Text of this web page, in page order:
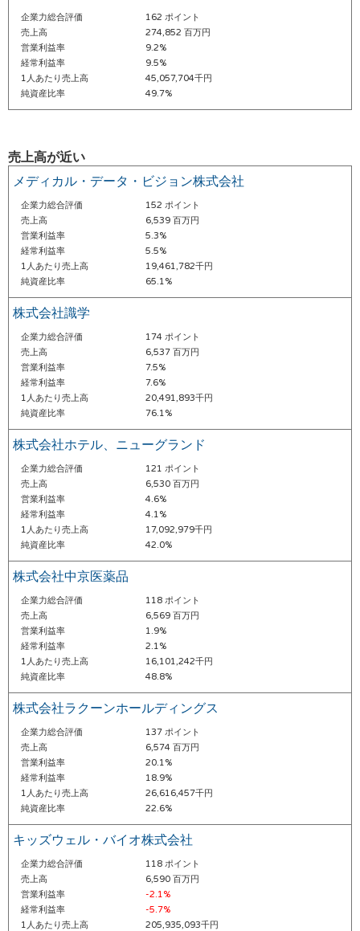
企業力総合評価
162 ポイント
売上高
274,852 百万円
営業利益率
9.2%
経常利益率
9.5%
1人あたり売上高
45,057,704千円
純資産比率
49.7%
売上高が近い
メディカル・データ・ビジョン株式会社
企業力総合評価
152 ポイント
売上高
6,539 百万円
営業利益率
5.3%
経常利益率
5.5%
1人あたり売上高
19,461,782千円
純資産比率
65.1%
株式会社識学
企業力総合評価
174 ポイント
売上高
6,537 百万円
営業利益率
7.5%
経常利益率
7.6%
1人あたり売上高
20,491,893千円
純資産比率
76.1%
株式会社ホテル、ニューグランド
企業力総合評価
121 ポイント
売上高
6,530 百万円
営業利益率
4.6%
経常利益率
4.1%
1人あたり売上高
17,092,979千円
純資産比率
42.0%
株式会社中京医薬品
企業力総合評価
118 ポイント
売上高
6,569 百万円
営業利益率
1.9%
経常利益率
2.1%
1人あたり売上高
16,101,242千円
純資産比率
48.8%
株式会社ラクーンホールディングス
企業力総合評価
137 ポイント
売上高
6,574 百万円
営業利益率
20.1%
経常利益率
18.9%
1人あたり売上高
26,616,457千円
純資産比率
22.6%
キッズウェル・バイオ株式会社
企業力総合評価
118 ポイント
売上高
6,590 百万円
営業利益率
-2.1%
経常利益率
-5.7%
1人あたり売上高
205,935,093千円